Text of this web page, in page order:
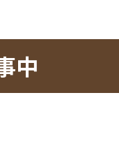
中